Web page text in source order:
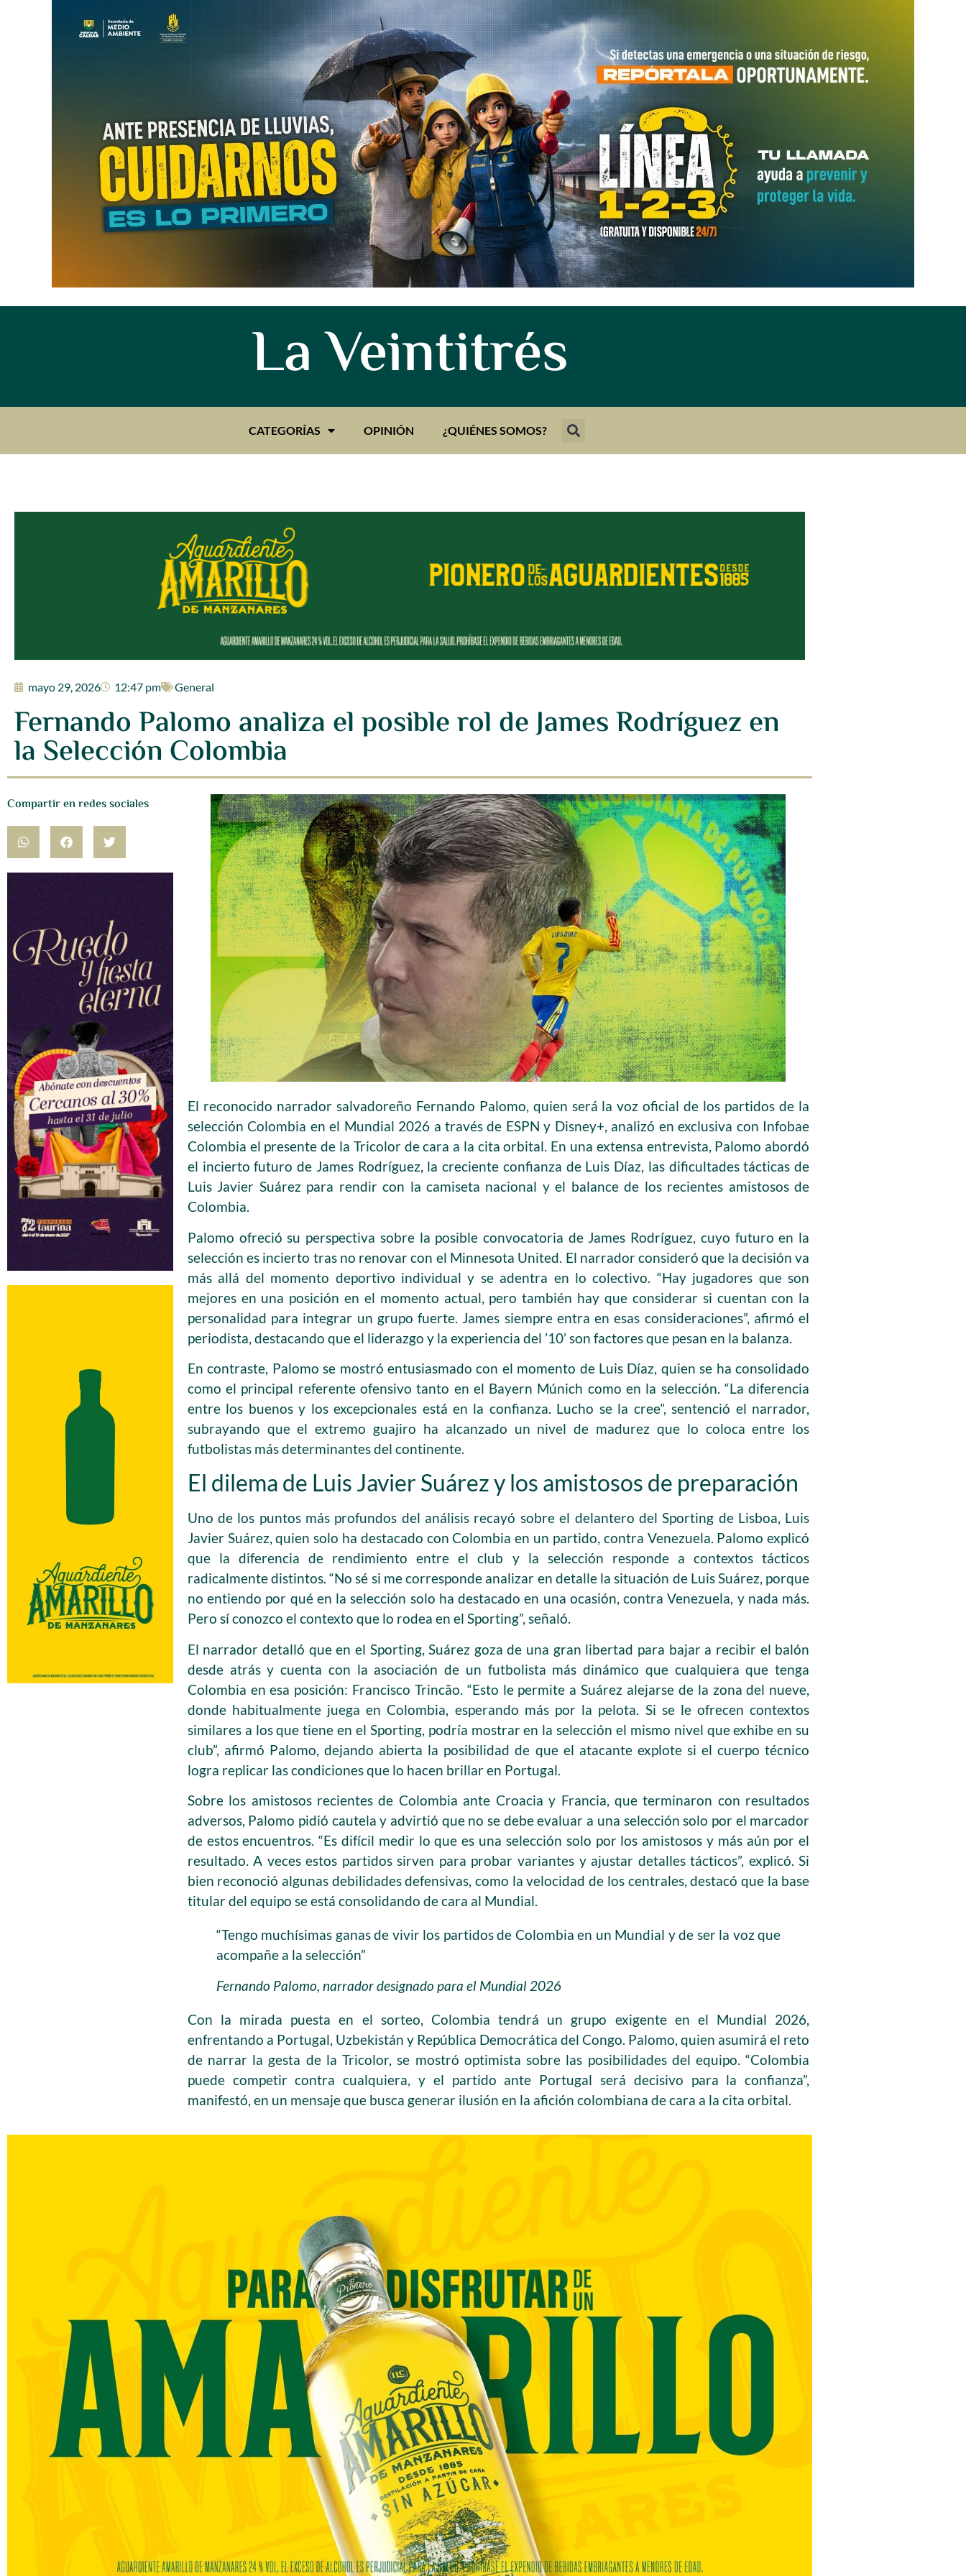
La Veintitrés
CATEGORÍAS OPINIÓN ¿QUIÉNES SOMOS?
mayo 29, 2026 12:47 pm General
Fernando Palomo analiza el posible rol de James Rodríguez en
la Selección Colombia
Compartir en redes sociales
El reconocido narrador salvadoreño Fernando Palomo, quien será la voz oficial de los partidos de la
selección Colombia en el Mundial 2026 a través de ESPN y Disney+, analizó en exclusiva con Infobae
Colombia el presente de la Tricolor de cara a la cita orbital. En una extensa entrevista, Palomo abordó
el incierto futuro de James Rodríguez, la creciente confianza de Luis Díaz, las dificultades tácticas de
Luis Javier Suárez para rendir con la camiseta nacional y el balance de los recientes amistosos de
Colombia.
Palomo ofreció su perspectiva sobre la posible convocatoria de James Rodríguez, cuyo futuro en la
selección es incierto tras no renovar con el Minnesota United. El narrador consideró que la decisión va
más allá del momento deportivo individual y se adentra en lo colectivo. “Hay jugadores que son
mejores en una posición en el momento actual, pero también hay que considerar si cuentan con la
personalidad para integrar un grupo fuerte. James siempre entra en esas consideraciones”, afirmó el
periodista, destacando que el liderazgo y la experiencia del ’10’ son factores que pesan en la balanza.
En contraste, Palomo se mostró entusiasmado con el momento de Luis Díaz, quien se ha consolidado
como el principal referente ofensivo tanto en el Bayern Múnich como en la selección. “La diferencia
entre los buenos y los excepcionales está en la confianza. Lucho se la cree”, sentenció el narrador,
subrayando que el extremo guajiro ha alcanzado un nivel de madurez que lo coloca entre los
futbolistas más determinantes del continente.
El dilema de Luis Javier Suárez y los amistosos de preparación
Uno de los puntos más profundos del análisis recayó sobre el delantero del Sporting de Lisboa, Luis
Javier Suárez, quien solo ha destacado con Colombia en un partido, contra Venezuela. Palomo explicó
que la diferencia de rendimiento entre el club y la selección responde a contextos tácticos
radicalmente distintos. “No sé si me corresponde analizar en detalle la situación de Luis Suárez, porque
no entiendo por qué en la selección solo ha destacado en una ocasión, contra Venezuela, y nada más.
Pero sí conozco el contexto que lo rodea en el Sporting”, señaló.
El narrador detalló que en el Sporting, Suárez goza de una gran libertad para bajar a recibir el balón
desde atrás y cuenta con la asociación de un futbolista más dinámico que cualquiera que tenga
Colombia en esa posición: Francisco Trincão. “Esto le permite a Suárez alejarse de la zona del nueve,
donde habitualmente juega en Colombia, esperando más por la pelota. Si se le ofrecen contextos
similares a los que tiene en el Sporting, podría mostrar en la selección el mismo nivel que exhibe en su
club”, afirmó Palomo, dejando abierta la posibilidad de que el atacante explote si el cuerpo técnico
logra replicar las condiciones que lo hacen brillar en Portugal.
Sobre los amistosos recientes de Colombia ante Croacia y Francia, que terminaron con resultados
adversos, Palomo pidió cautela y advirtió que no se debe evaluar a una selección solo por el marcador
de estos encuentros. “Es difícil medir lo que es una selección solo por los amistosos y más aún por el
resultado. A veces estos partidos sirven para probar variantes y ajustar detalles tácticos”, explicó. Si
bien reconoció algunas debilidades defensivas, como la velocidad de los centrales, destacó que la base
titular del equipo se está consolidando de cara al Mundial.
“Tengo muchísimas ganas de vivir los partidos de Colombia en un Mundial y de ser la voz que
acompañe a la selección”
Fernando Palomo, narrador designado para el Mundial 2026
Con la mirada puesta en el sorteo, Colombia tendrá un grupo exigente en el Mundial 2026,
enfrentando a Portugal, Uzbekistán y República Democrática del Congo. Palomo, quien asumirá el reto
de narrar la gesta de la Tricolor, se mostró optimista sobre las posibilidades del equipo. “Colombia
puede competir contra cualquiera, y el partido ante Portugal será decisivo para la confianza”,
manifestó, en un mensaje que busca generar ilusión en la afición colombiana de cara a la cita orbital.